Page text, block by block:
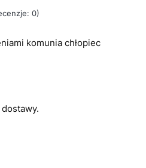
0)
komunia chłopiec